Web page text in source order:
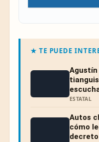
★ TE PUEDE
ESTATAL
Autos
cómo